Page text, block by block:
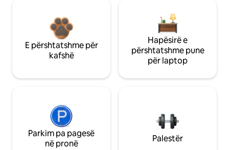
E përshtatshme për
kafshë
Hapësirë e
përshtatshme pune
për laptop
Parkim pa pagesë
në pronë
Palestër